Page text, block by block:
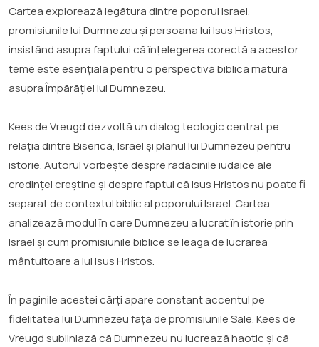
Cartea explorează legătura dintre poporul Israel,
promisiunile lui Dumnezeu și persoana lui Isus Hristos,
insistând asupra faptului că înțelegerea corectă a acestor
teme este esențială pentru o perspectivă biblică matură
asupra Împărăției lui Dumnezeu.
Kees de Vreugd dezvoltă un dialog teologic centrat pe
relația dintre Biserică, Israel și planul lui Dumnezeu pentru
istorie. Autorul vorbește despre rădăcinile iudaice ale
credinței creștine și despre faptul că Isus Hristos nu poate fi
separat de contextul biblic al poporului Israel. Cartea
analizează modul în care Dumnezeu a lucrat în istorie prin
Israel și cum promisiunile biblice se leagă de lucrarea
mântuitoare a lui Isus Hristos.
În paginile acestei cărți apare constant accentul pe
fidelitatea lui Dumnezeu față de promisiunile Sale. Kees de
Vreugd subliniază că Dumnezeu nu lucrează haotic și că